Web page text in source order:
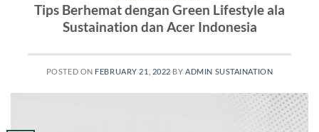
Tips Berhemat dengan Green Lifestyle ala
Sustaination dan Acer Indonesia
POSTED ON FEBRUARY 21, 2022 BYADMIN SUSTAINATION